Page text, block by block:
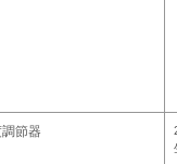
節器